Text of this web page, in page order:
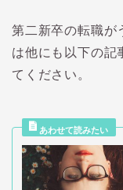
第二新卒の転職が
は他にも以下の記
てください。